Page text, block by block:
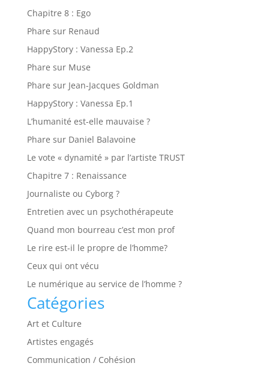
Chapitre 8 : Ego
Phare sur Renaud
HappyStory : Vanessa Ep.2
Phare sur Muse
Phare sur Jean-Jacques Goldman
HappyStory : Vanessa Ep.1
L’humanité est-elle mauvaise ?
Phare sur Daniel Balavoine
Le vote « dynamité » par l’artiste TRUST
Chapitre 7 : Renaissance
Journaliste ou Cyborg ?
Entretien avec un psychothérapeute
Quand mon bourreau c’est mon prof
Le rire est-il le propre de l’homme?
Ceux qui ont vécu
Le numérique au service de l’homme ?
Catégories
Art et Culture
Artistes engagés
Communication / Cohésion